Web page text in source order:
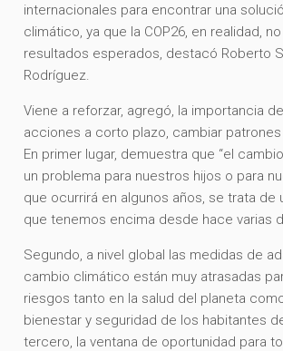
internacionales para encontrar una
climático, ya que la COP26, en realidad,
resultados esperados, destacó Roberto
Rodríguez.
Viene a reforzar, agregó, la importancia
acciones a corto plazo, cambiar
En primer lugar, demuestra que “el
un problema para nuestros hijos o para
que ocurrirá en algunos años, se trata de
que tenemos encima desde hace varias
Segundo, a nivel global las medidas de
cambio climático están muy atrasadas
riesgos tanto en la salud del planeta
bienestar y seguridad de los habitantes
tercero, la ventana de oportunidad para